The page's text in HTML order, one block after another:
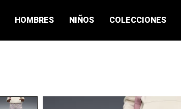
HOMBRES NIÑOS COLECCIONES